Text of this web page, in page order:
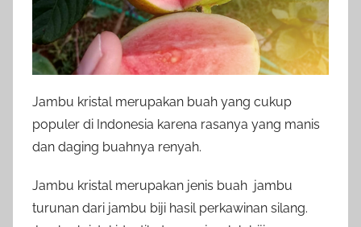
Jambu kristal merupakan buah yang cukup
populer di Indonesia karena rasanya yang manis
dan daging buahnya renyah.
Jambu kristal merupakan jenis buah jambu
turunan dari jambu biji hasil perkawinan silang.